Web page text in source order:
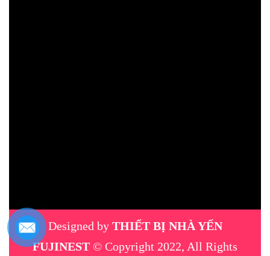
Designed by THIẾT BỊ NHÀ YẾN
FUJINEST © Copyright 2022, All Rights